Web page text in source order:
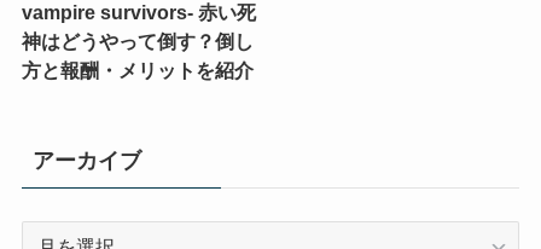
vampire survivors- 赤い死
神はどうやって倒す？倒し
方と報酬・メリットを紹介
アーカイブ